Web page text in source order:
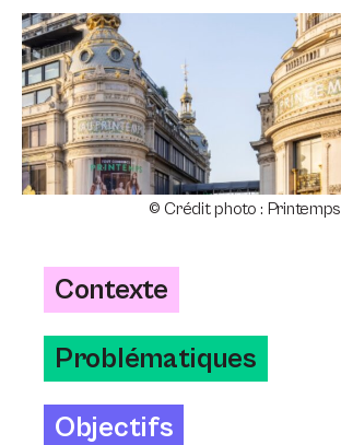
© Crédit photo : Printemps
Contexte
Problématiques
Objectifs